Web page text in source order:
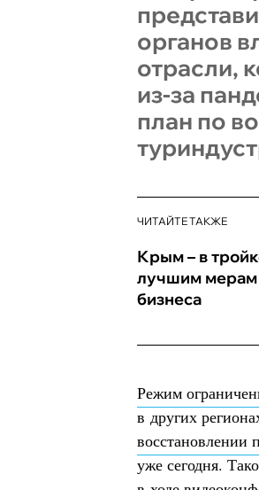
органов
отрасли,
из-за
план по
ЧИТАЙТЕ ТАКЖЕ
Крым – в
лучшим
бизнеса
Режим
в других
восстановлении
уже сегодня.